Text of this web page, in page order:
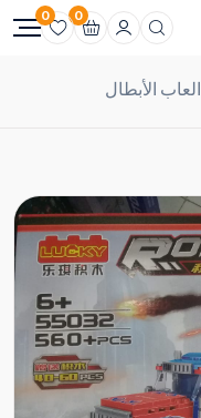
0
0
العاب الأبطال